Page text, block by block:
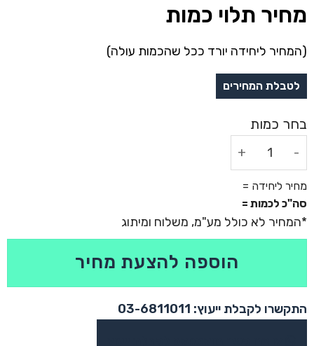
מחיר תלוי כמות
(המחיר ליחידה יורד ככל שהכמות עולה)
סה"כ לכמות =
מחיר ליחידה =
הוספה להצעת מחיר
התקשרו לקבלת ייעוץ: 03-6811011